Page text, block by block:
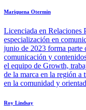
Mariquena Otermin
Licenciada en Relaciones
especialización en
junio de 2023 forma parte
comunicación y
el equipo de Growth,
de la marca en la región a
en la comunidad y
Roy Lindsay